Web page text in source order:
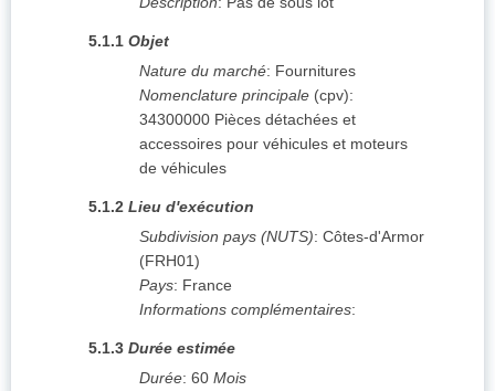
5.1.1 Objet
Nature du marché: Fournitures
Nomenclature principale (cpv):
34300000 Pièces détachées et
accessoires pour véhicules et moteurs
de véhicules
5.1.2 Lieu d'exécution
Subdivision pays (NUTS): Côtes-d'Armor
(FRH01)
Pays: France
Informations complémentaires:
5.1.3 Durée estimée
Durée: 60 Mois